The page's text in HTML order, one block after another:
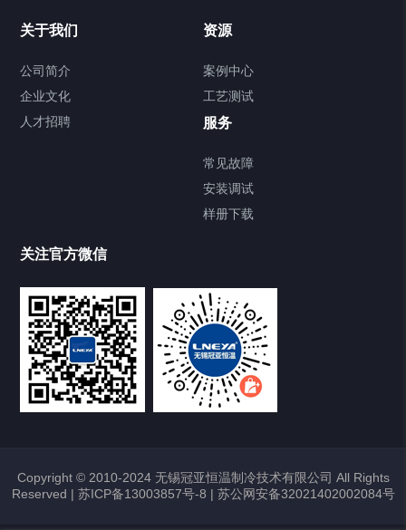
Chiller气体控温系统
Chamber试验箱
TCU温度控制单元
VOCs冷凝回收装置
热烈祝贺冠亚恒温与上海理工大学校企
关于我们
公司简介
企业文化
人才招聘
资源
案例中心
工艺测试
服务
常见故障
安装调试
样册下载
关注官方微信
Copyright © 2010-2024 无锡冠亚恒温制冷技术有限公司 All Rights
Reserved | 苏ICP备13003857号-8 | 苏公网安备32021402002084号